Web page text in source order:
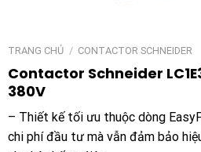
TRANG CHỦ / CONTACTOR SCHNEIDER
Contactor Schneider
380V
– Thiết kế tối ưu thuộc dòng
chi phí đầu tư mà vẫn đảm bảo